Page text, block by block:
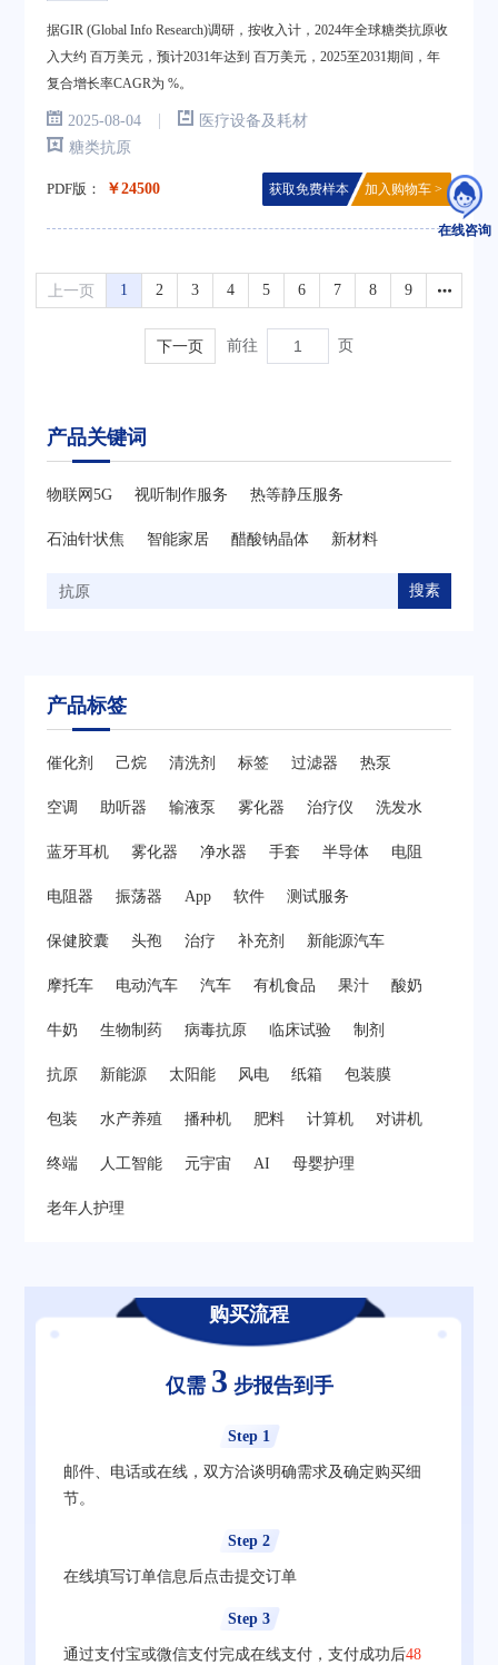
在线咨询
据GIR (Global Info Research)调研，按收入计，2024年全球糖类抗原收
入大约 百万美元，预计2031年达到 百万美元，2025至2031期间，年
复合增长率CAGR为 %。
2025-08-04 |
医疗设备及耗材
糖类抗原
PDF版： ￥24500 获取免费样本 加入购物车 >
上一页 1 2 3 4 5 6 7 8 9
下一页 前往 页
产品关键词
物联网5G 视听制作服务 热等静压服务
石油针状焦 智能家居 醋酸钠晶体 新材料
搜素
产品标签
催化剂 己烷 清洗剂 标签 过滤器 热泵
空调 助听器 输液泵 雾化器 治疗仪 洗发水
蓝牙耳机 雾化器 净水器 手套 半导体 电阻
电阻器 振荡器 App 软件 测试服务
保健胶囊 头孢 治疗 补充剂 新能源汽车
摩托车 电动汽车 汽车 有机食品 果汁 酸奶
牛奶 生物制药 病毒抗原 临床试验 制剂
抗原 新能源 太阳能 风电 纸箱 包装膜
包装 水产养殖 播种机 肥料 计算机 对讲机
终端 人工智能 元宇宙 AI 母婴护理
老年人护理
购买流程
仅需 3 步报告到手
Step 1
邮件、电话或在线，双方洽谈明确需求及确定购买细
节。
Step 2
在线填写订单信息后点击提交订单
Step 3
通过支付宝或微信支付完成在线支付，支付成功后48